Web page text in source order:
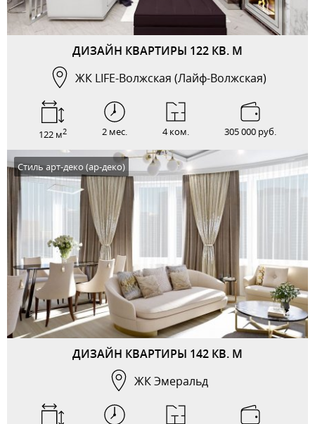
ДИЗАЙН КВАРТИРЫ 122 КВ. М
ЖК LIFE-Волжская (Лайф-Волжская)
122 м2 2 мес. 4 ком. 305 000 руб.
ДИЗАЙН КВАРТИРЫ 142 КВ. М
ЖК Эмеральд
Стиль арт-деко (ар-деко)